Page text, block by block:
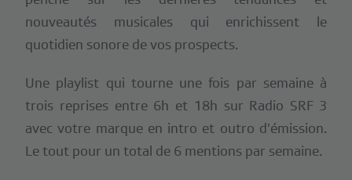
nouveautés musicales qui enrichissent le
quotidien sonore de vos prospects.
Une playlist qui tourne une fois par semaine à
trois reprises entre 6h et 18h sur Radio SRF 3
avec votre marque en intro et outro d’émission.
Le tout pour un total de 6 mentions par semaine.